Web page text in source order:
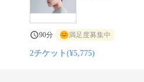
90分 満足度募集中
2チケット(¥5,775)